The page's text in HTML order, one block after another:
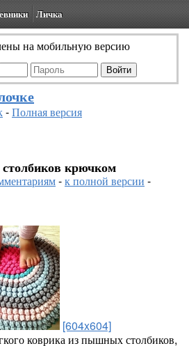
Личка
на мобильную версию
-Полная версия
крючком
-к полной версии -
[604x604]
коврика из пышных столбиков,